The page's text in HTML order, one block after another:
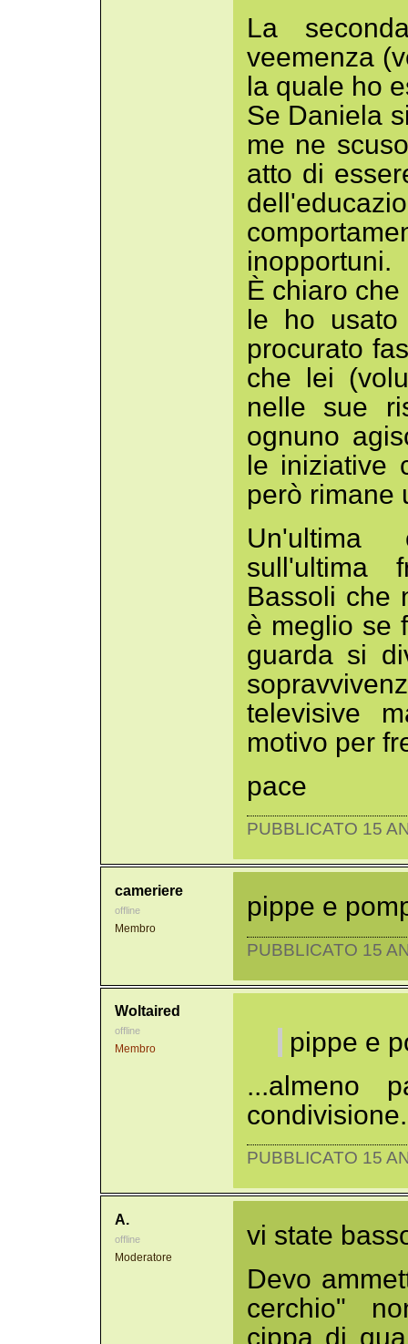
La
veemenza
la quale ho
Se Daniela
me ne
atto di
inopportuni.
È chiaro
le ho usato
procurato
che lei
nelle sue
ognuno
le iniziative
però rimane
Un'ultima
sull'ultima
Bassoli che
è meglio se
guarda si
televisive
motivo per
pace
PUBBLICATO 15
cameriere
offline
Membro
pippe e
PUBBLICATO 15
Woltaired
offline
Membro
pippe e
...almeno
condivisione.
PUBBLICATO 15
A.
offline
Moderatore
vi state
Devo
cerchio"
cippa di